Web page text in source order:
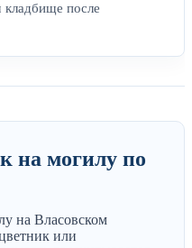
кладбище после
на могилу по
на Власовском
или